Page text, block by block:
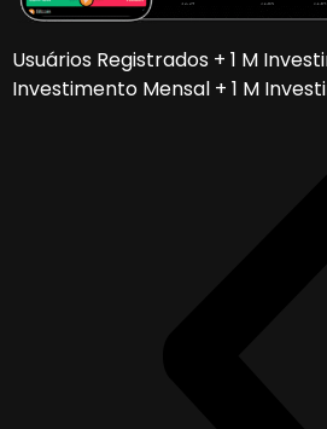
Usuários Registrados + 1 M
Investimento Mensal + 1 M